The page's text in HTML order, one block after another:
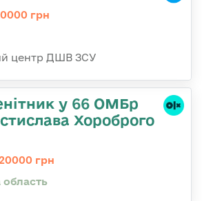
грн
центр ДШВ ЗСУ
у 66 ОМБр
Хороброго
грн
область